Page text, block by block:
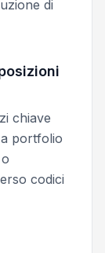
di
chiave
portfolio
codici